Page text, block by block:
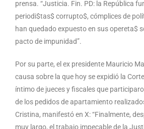
prensa. “Justicia. Fin. PD: la República
periodi$tas$ corrupto$, cómplices de
han quedado expuesto en sus opereta$
pacto de impunidad”.
Por su parte, el ex presidente Mauricio
causa sobre la que hoy se expidió la
íntimo de jueces y fiscales que
de los pedidos de apartamiento
Cristina, manifestó en X: “Finalmente,
muy largo, el trabajo impecable de la